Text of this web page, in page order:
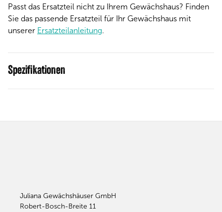
Passt das Ersatzteil nicht zu Ihrem Gewächshaus? Finden
Sie das passende Ersatzteil für Ihr Gewächshaus mit
unserer Ersatzteilanleitung.
Spezifikationen
Juliana Gewächshäuser GmbH
Robert-Bosch-Breite 11